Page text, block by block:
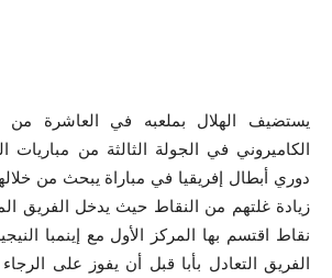
يستضيف الهلال بملعبه في العاشرة من
الكاميروني في الجولة الثالثة من مباريات
دوري أبطال إفريقيا في مباراة يبحث من
نقاط اقتسم بها المركز الأول مع إينمبا
الفريق التعادل بأبا قبل أن يفوز على